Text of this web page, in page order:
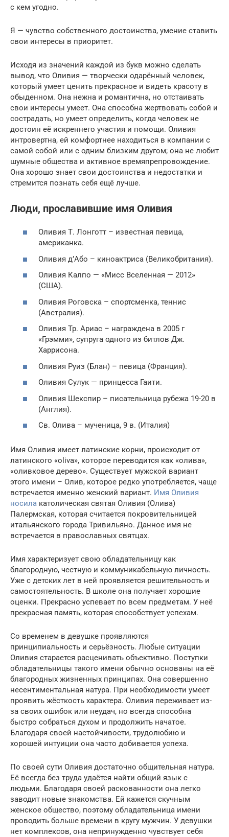
с кем угодно.
Я — чувство собственного достоинства, умение ставить
свои интересы в приоритет.
Исходя из значений каждой из букв можно сделать
вывод, что Оливия — творчески одарённый человек,
который умеет ценить прекрасное и видеть красоту в
обыденном. Она нежна и романтична, но отстаивать
свои интересы умеет. Она способна жертвовать собой и
сострадать, но умеет определить, когда человек не
достоин её искреннего участия и помощи. Оливия
интровертна, ей комфортнее находиться в компании с
самой собой или с одним близким другом; она не любит
шумные общества и активное времяпрепровождение.
Она хорошо знает свои достоинства и недостатки и
стремится познать себя ещё лучше.
Люди, прославившие имя Оливия
Оливия Т. Лонготт – известная певица,
американка.
Оливия д’Або – киноактриса (Великобритания).
Оливия Калпо — «Мисс Вселенная — 2012»
(США).
Оливия Роговска – спортсменка, теннис
(Австралия).
Оливия Тр. Ариас – награждена в 2005 г
«Грэмми», супруга одного из битлов Дж.
Харрисона.
Оливия Руиз (Блан) – певица (Франция).
Оливия Сулук — принцесса Гаити.
Оливия Шекспир – писательница рубежа 19-20 в
(Англия).
Св. Олива – мученица, 9 в. (Италия)
Имя Оливия имеет латинские корни, происходит от
латинского «oliva», которое переводится как «олива»,
«оливковое дерево». Существует мужской вариант
этого имени – Олив, которое редко употребляется, чаще
встречается именно женский вариант. Имя Оливия
носила католическая святая Оливия (Олива)
Палермская, которая считается покровительницей
итальянского города Тривильяно. Данное имя не
встречается в православных святцах.
Имя характеризует свою обладательницу как
благородную, честную и коммуникабельную личность.
Уже с детских лет в ней проявляется решительность и
самостоятельность. В школе она получает хорошие
оценки. Прекрасно успевает по всем предметам. У неё
прекрасная память, которая способствует успехам.
Со временем в девушке проявляются
принципиальность и серьёзность. Любые ситуации
Оливия старается расценивать объективно. Поступки
обладательницы такого имени обычно основаны на её
благородных жизненных принципах. Она совершенно
несентиментальная натура. При необходимости умеет
проявить жёсткость характера. Оливия переживает из-
за своих ошибок или неудач, но всегда способна
быстро собраться духом и продолжить начатое.
Благодаря своей настойчивости, трудолюбию и
хорошей интуиции она часто добивается успеха.
По своей сути Оливия достаточно общительная натура.
Её всегда без труда удаётся найти общий язык с
людьми. Благодаря своей раскованности она легко
заводит новые знакомства. Ей кажется скучным
женское общество, поэтому обладательница имени
проводить больше времени в кругу мужчин. У девушки
нет комплексов, она непринужденно чувствует себя